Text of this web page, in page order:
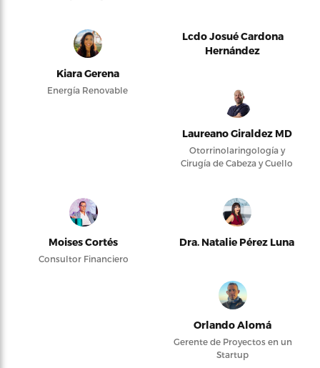
Kiara Gerena
Energía Renovable
Lcdo Josué Cardona
Hernández
Laureano Giraldez MD
Otorrinolaringología y
Cirugía de Cabeza y Cuello
Moises Cortés
Consultor Financiero
Dra. Natalie Pérez Luna
Orlando Alomá
Gerente de Proyectos en un
Startup